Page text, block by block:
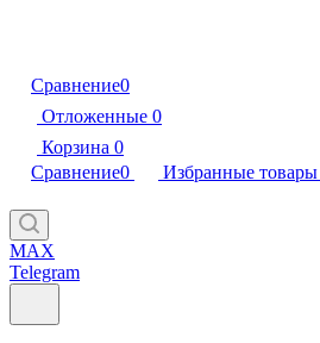
Сравнение0
Отложенные 0
Корзина 0
Сравнение0 Избранные товары
MAX
Telegram